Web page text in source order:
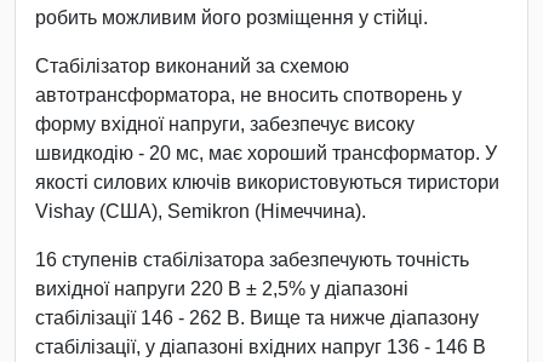
робить можливим його розміщення у стійці.
Стабілізатор виконаний за схемою
автотрансформатора, не вносить спотворень у
форму вхідної напруги, забезпечує високу
швидкодію - 20 мс, має хороший трансформатор. У
якості силових ключів використовуються тиристори
Vishay (США), Semikron (Німеччина).
16 ступенів стабілізатора забезпечують точність
вихідної напруги 220 В ± 2,5% у діапазоні
стабілізації 146 - 262 В. Вище та нижче діапазону
стабілізації, у діапазоні вхідних напруг 136 - 146 В